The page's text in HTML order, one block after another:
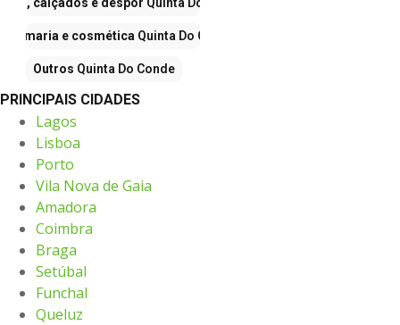
e cosmética Quinta Do Conde
Outros Quinta Do Conde
PRINCIPAIS CIDADES
Lagos
Lisboa
Porto
Vila Nova de Gaia
Amadora
Coimbra
Braga
Setúbal
Funchal
Queluz